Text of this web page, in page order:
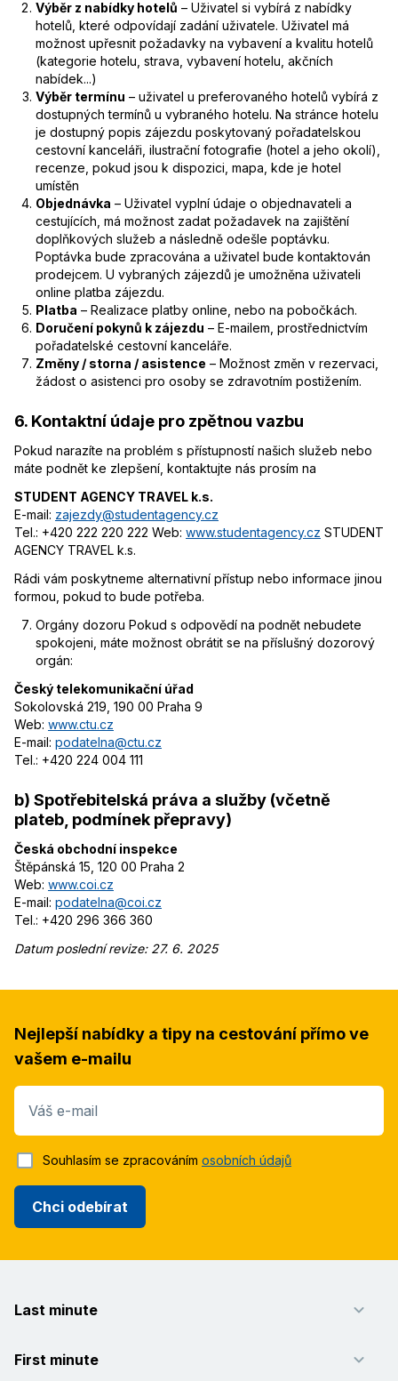
Výběr z nabídky hotelů – Uživatel si vybírá z nabídky
hotelů, které odpovídají zadání uživatele. Uživatel má
možnost upřesnit požadavky na vybavení a kvalitu hotelů
(kategorie hotelu, strava, vybavení hotelu, akčních
nabídek...)
Výběr termínu – uživatel u preferovaného hotelů vybírá z
dostupných termínů u vybraného hotelu. Na stránce hotelu
je dostupný popis zájezdu poskytovaný pořadatelskou
cestovní kanceláři, ilustrační fotografie (hotel a jeho okolí),
recenze, pokud jsou k dispozici, mapa, kde je hotel
umístěn
Objednávka – Uživatel vyplní údaje o objednavateli a
cestujících, má možnost zadat požadavek na zajištění
doplňkových služeb a následně odešle poptávku.
Poptávka bude zpracována a uživatel bude kontaktován
prodejcem. U vybraných zájezdů je umožněna uživateli
online platba zájezdu.
Platba – Realizace platby online, nebo na pobočkách.
Doručení pokynů k zájezdu – E-mailem, prostřednictvím
pořadatelské cestovní kanceláře.
Změny / storna / asistence – Možnost změn v rezervaci,
žádost o asistenci pro osoby se zdravotním postižením.
6. Kontaktní údaje pro zpětnou vazbu
Pokud narazíte na problém s přístupností našich služeb nebo
máte podnět ke zlepšení, kontaktujte nás prosím na
STUDENT AGENCY TRAVEL k.s.
E-mail: zajezdy@studentagency.cz
Tel.: +420 222 220 222 Web: www.studentagency.cz STUDENT
AGENCY TRAVEL k.s.
Rádi vám poskytneme alternativní přístup nebo informace jinou
formou, pokud to bude potřeba.
Orgány dozoru Pokud s odpovědí na podnět nebudete
spokojeni, máte možnost obrátit se na příslušný dozorový
orgán:
Český telekomunikační úřad
Sokolovská 219, 190 00 Praha 9
Web: www.ctu.cz
E-mail: podatelna@ctu.cz
Tel.: +420 224 004 111
b) Spotřebitelská práva a služby (včetně
plateb, podmínek přepravy)
Česká obchodní inspekce
Štěpánská 15, 120 00 Praha 2
Web: www.coi.cz
E-mail: podatelna@coi.cz
Tel.: +420 296 366 360
Datum poslední revize: 27. 6. 2025
Nejlepší nabídky a tipy na cestování přímo ve
vašem e-mailu
Váš e-mail
Chci odebírat
Souhlasím se zpracováním osobních údajů
Last minute
First minute